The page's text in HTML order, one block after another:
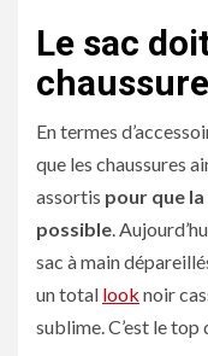
Le sac
En termes
que les chaussures
assortis pour que
possible.
sac à main
un total look noir
sublime. C’est le top